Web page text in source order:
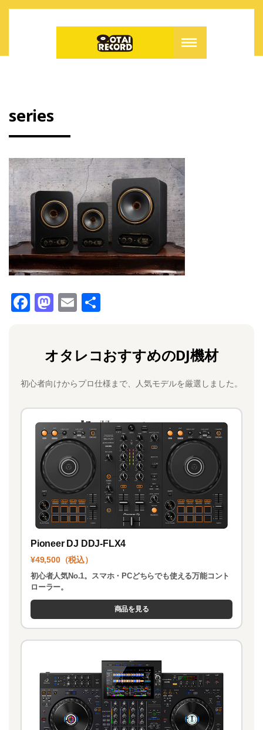
series
F
b
o
o
k
M
o
d
o
n
E
l
オタレコおすすめのDJ機材
初心者向けからプロ仕様まで、人気モデルを厳選しました。
Pioneer DJ DDJ-FLX4
¥49,500（税込）
初心者人気No.1。スマホ・PCどちらでも使える万能コント
ローラー。
商品を見る